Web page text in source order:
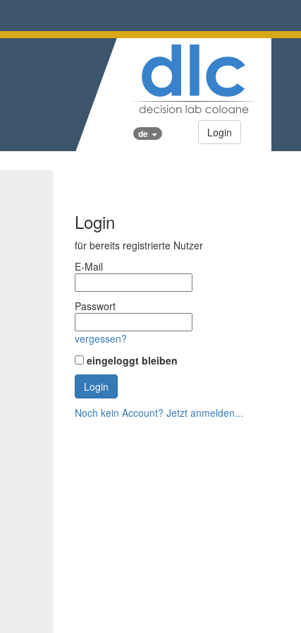
de Login
Login
für bereits registrierte Nutzer
E-Mail
Passwort
vergessen?
eingeloggt bleiben
Noch kein Account? Jetzt anmelden...